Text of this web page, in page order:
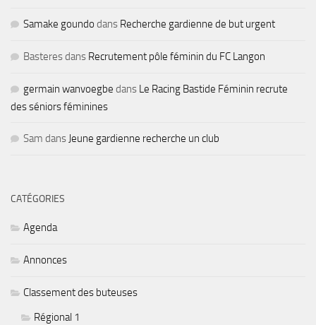
Samake goundo dans Recherche gardienne de but urgent
Basteresdans Recrutement pôle féminin du FC Langon
germain wanvoegbe dans Le Racing Bastide Féminin recrute
des séniors féminines
Sam dans Jeune gardienne recherche un club
CATÉGORIES
Agenda
Annonces
Classement des buteuses
Régional 1